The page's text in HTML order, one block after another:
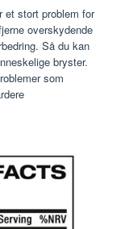
et stort problem for
overskydende
Så du kan
bryster.
som